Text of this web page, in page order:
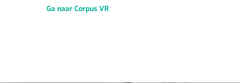
Ga naar Corpus VR